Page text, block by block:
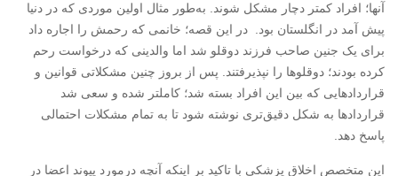
آنها؛ افراد کمتر دچار مشکل شوند. به‌طور مثال اولین موردی که در دنیا
پیش آمد در انگلستان بود. در این قصه؛ خانمی که رحمش را اجاره داد
برای یک جنین صاحب فرزند دوقلو شد اما والدینی که درخواست رحم
کرده بودند؛ دوقلوها را نپذیرفتند. پس از بروز چنین مشکلاتی قوانین و
قراردادهایی که بین این افراد بسته شد؛ کاملتر شده و سعی شد
قراردادها به شکل دقیق‌تری نوشته شود تا به تمام مشکلات احتمالی
پاسخ دهد.
این متخصص اخلاق پزشکی با تاکید بر اینکه آنچه درمورد پیوند اعضا در